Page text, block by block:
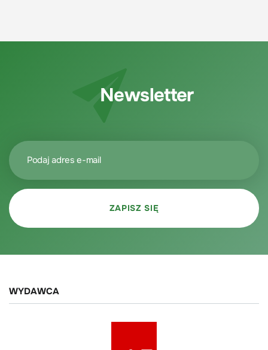
Newsletter
WYDAWCA